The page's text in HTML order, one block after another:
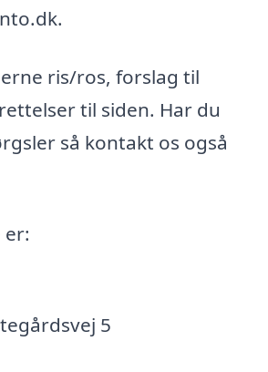
ris/ros, forslag til
til siden. Har du
så kontakt os også
er:
5